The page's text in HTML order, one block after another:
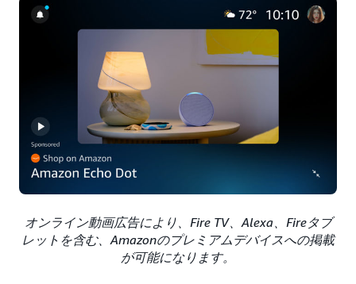
オンライン動画広告により、Fire TV、Alexa、Fireタブ
レットを含む、Amazonのプレミアムデバイスへの掲載
が可能になります。